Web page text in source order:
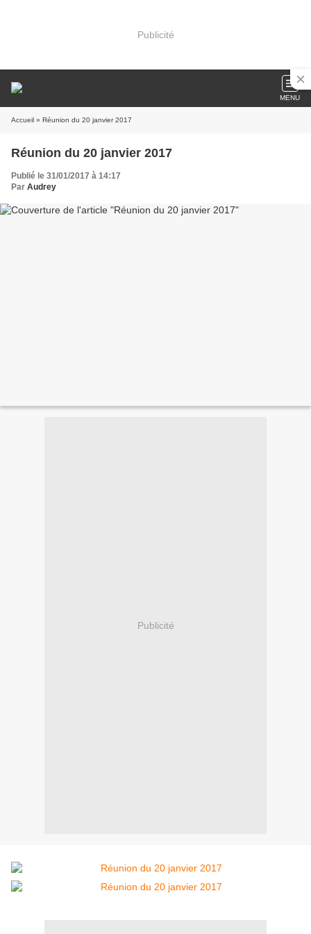
Publicité
MENU
Accueil » Réunion du 20 janvier 2017
Réunion du 20 janvier 2017
Publié le 31/01/2017 à 14:17
Par Audrey
Publicité